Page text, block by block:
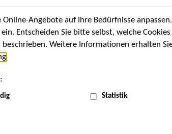
Künstler*innen Über uns
Angebote auf Ihre Bedürfnisse
Entscheiden Sie bitte selbst, welche
Weitere Informationen erhalten
Statistik